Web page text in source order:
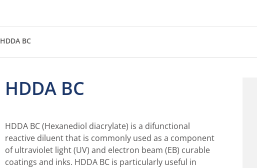
HDDA BC
HDDA BC
HDDA BC (Hexanediol diacrylate) is a difunctional
reactive diluent that is commonly used as a component
of ultraviolet light (UV) and electron beam (EB) curable
coatings and inks. HDDA BC is particularly useful in